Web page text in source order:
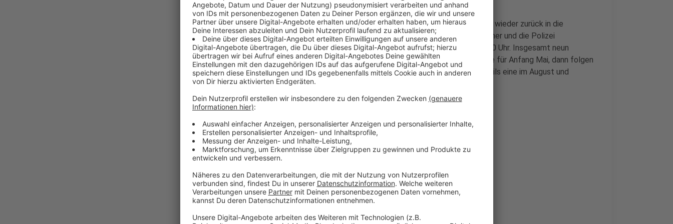
Dann geht es zur Rheinischen Post und nach einer Getränkepause wieder zurück in die
Innenstadt. Die Tour ist gut 20 Kilometer lang und wird durch Ordner und die Polizei
abgesichert. Treffpunkt ist ab 18.30 Uhr; gefahren wird dann ab 20 Uhr. Insgesamt neun
Rollnächte sind für dieses Jahr in Düsseldorf geplant. Die nächste für Anfang Mai, dann folgen
fünf Veranstaltungen im Juni und Juli und anschließend noch jeweils eine im August und
September.
Weitere Infos und Links zum Thema
Anzeige
Alle Infos zum heutigen Saisonstart